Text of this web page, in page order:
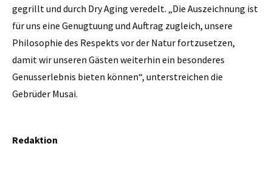
gegrillt und durch Dry Aging veredelt. „Die Auszeichnung ist
für uns eine Genugtuung und Auftrag zugleich, unsere
Philosophie des Respekts vor der Natur fortzusetzen,
damit wir unseren Gästen weiterhin ein besonderes
Genusserlebnis bieten können“, unterstreichen die
Gebrüder Musai.
Redaktion